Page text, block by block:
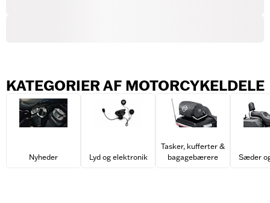
KATEGORIER AF MOTORCYKELDELE
Nyheder Lyd og elektronik
Tasker, kufferter &
bagagebærere
Sæder